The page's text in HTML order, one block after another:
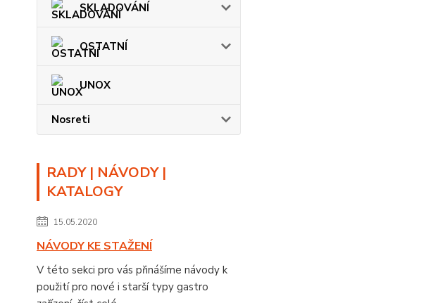
SKLADOVÁNÍ
OSTATNÍ
UNOX
Nosreti
RADY | NÁVODY |
KATALOGY
15.05.2020
NÁVODY KE STAŽENÍ
V této sekci pro vás přinášíme návody k
použití pro nové i starší typy gastro